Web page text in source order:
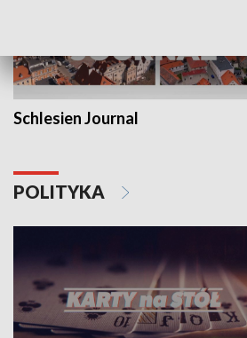
Schlesien Journal
POLITYKA